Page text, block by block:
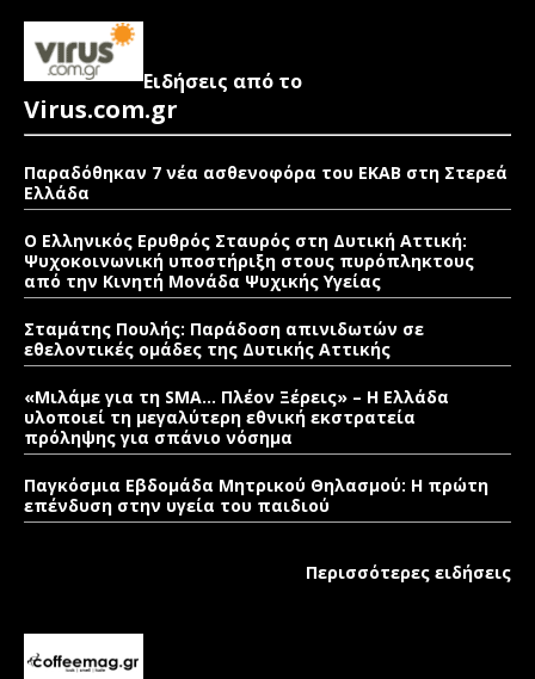
Ειδήσεις από το
Virus.com.gr
Παραδόθηκαν 7 νέα ασθενοφόρα του ΕΚΑΒ στη Στερεά
Ελλάδα
Ο Ελληνικός Ερυθρός Σταυρός στη Δυτική Αττική:
Ψυχοκοινωνική υποστήριξη στους πυρόπληκτους
από την Κινητή Μονάδα Ψυχικής Υγείας
Σταμάτης Πουλής: Παράδοση απινιδωτών σε
εθελοντικές ομάδες της Δυτικής Αττικής
«Μιλάμε για τη SMA… Πλέον Ξέρεις» – Η Ελλάδα
υλοποιεί τη μεγαλύτερη εθνική εκστρατεία
πρόληψης για σπάνιο νόσημα
Παγκόσμια Εβδομάδα Μητρικού Θηλασμού: Η πρώτη
επένδυση στην υγεία του παιδιού
Περισσότερες ειδήσεις